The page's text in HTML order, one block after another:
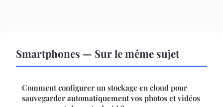
Smartphones — Sur le même sujet
Comment configurer un stockage en cloud pour
sauvegarder automatiquement vos photos et vidéos